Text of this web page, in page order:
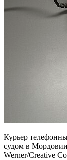
Курьер
судом в
Werner/Creative